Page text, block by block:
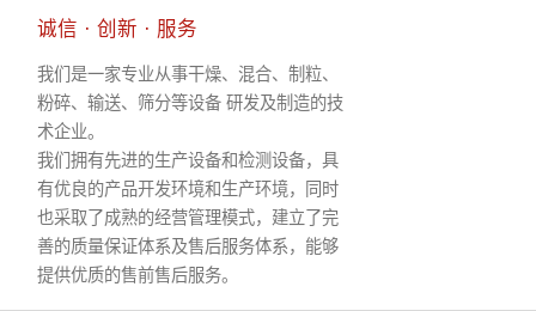
诚信 · 创新 · 服务
我们是一家专业从事干燥、混合、制粒、
粉碎、输送、筛分等设备 研发及制造的技
术企业。
我们拥有先进的生产设备和检测设备，具
有优良的产品开发环境和生产环境，同时
也采取了成熟的经营管理模式，建立了完
善的质量保证体系及售后服务体系，能够
提供优质的售前售后服务。